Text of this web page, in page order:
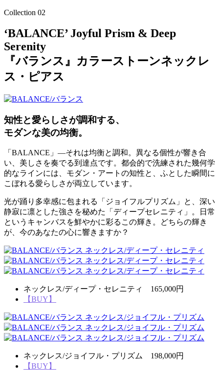
Collection 02
‘BALANCE’ Joyful Prism & Deep
Serenity
『バランス』カラーストーンネックレ
ス・ピアス
知性と愛らしさが調和する、
モダンな美の均衡。
「BALANCE」―それは均衡と調和。異なる個性が響き合
い、美しさを奏でる到達点です。都会的で洗練された幾何学
的なラインには、モダン・アートの知性と、ふとした瞬間に
こぼれる愛らしさが両立しています。
光が踊り多幸感に包まれる「ジョイフルプリズム」と、深い
静寂に凛とした強さを秘めた「ディープセレニティ」。日常
というキャンバスを鮮やかに彩るこの輝き。どちらの輝き
が、今のあなたの心に響きますか？
ネックレス/ディープ・セレニティ 165,000円
【BUY】
ネックレス/ジョイフル・プリズム 198,000円
【BUY】